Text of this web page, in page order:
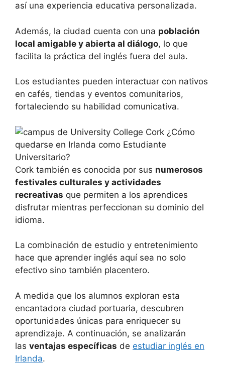
así una experiencia educativa personalizada.
Además, la ciudad cuenta con una población
local amigable y abierta al diálogo, lo que
facilita la práctica del inglés fuera del aula.
Los estudiantes pueden interactuar con nativos
en cafés, tiendas y eventos comunitarios,
fortaleciendo su habilidad comunicativa.
Cork también es conocida por sus numerosos
festivales culturales y actividades
recreativas que permiten a los aprendices
disfrutar mientras perfeccionan su dominio del
idioma.
La combinación de estudio y entretenimiento
hace que aprender inglés aquí sea no solo
efectivo sino también placentero.
A medida que los alumnos exploran esta
encantadora ciudad portuaria, descubren
oportunidades únicas para enriquecer su
aprendizaje. A continuación, se analizarán
las ventajas específicas de estudiar inglés en
Irlanda.